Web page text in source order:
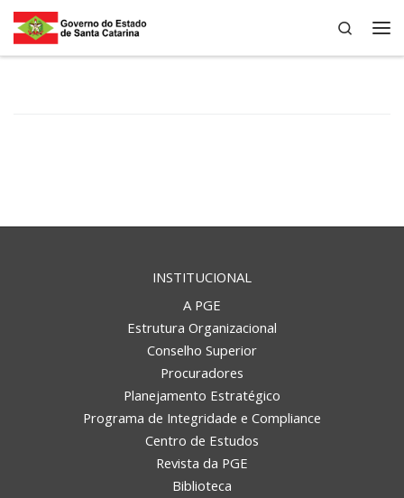
Skip to content
Search
INSTITUCIONAL
A PGE
Estrutura Organizacional
Conselho Superior
Procuradores
Planejamento Estratégico
Programa de Integridade e Compliance
Centro de Estudos
Revista da PGE
Biblioteca